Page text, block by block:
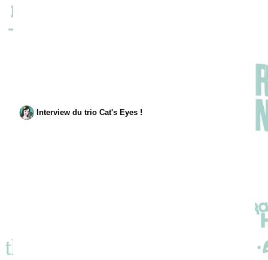
Interview du trio Cat's Eyes !